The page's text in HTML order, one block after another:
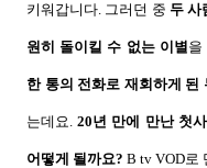
키워갑니다. 그러던 중 두 사
원히 돌이킬 수 없는 이별 을
한 통의 전화로 재회하게 된
는데요.20년 만에 만난 첫
어떻게 될까요? B tv VOD로